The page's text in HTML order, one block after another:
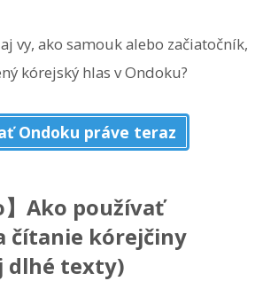
vy, ako samouk alebo začiatočník,
kórejský hlas v Ondoku?
Ondoku práve teraz
】Ako používať
čítanie kórejčiny
dlhé texty)